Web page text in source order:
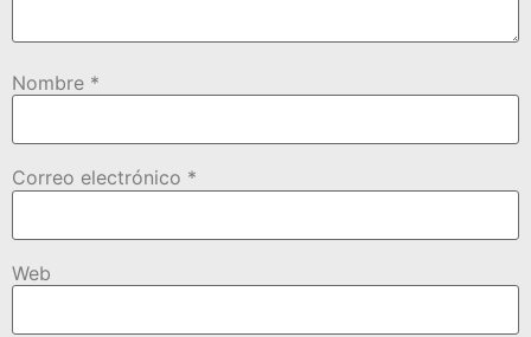
Nombre *
Correo electrónico *
Web